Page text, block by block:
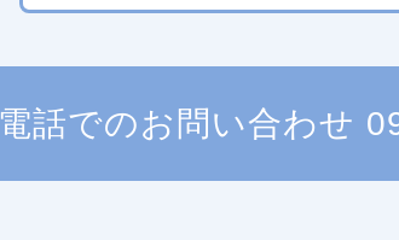
電話でのお問い合わせ